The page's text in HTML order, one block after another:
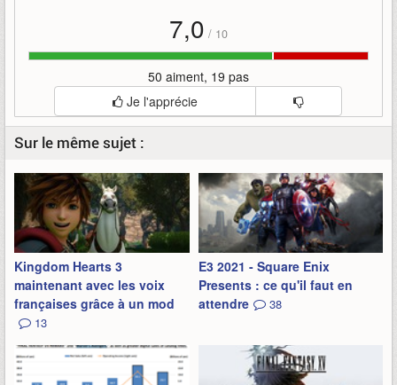
7,0 / 10
50 aiment, 19 pas
Je l'apprécie
Sur le même sujet :
Kingdom Hearts 3
maintenant avec les voix
françaises grâce à un mod
13
E3 2021 - Square Enix
Presents : ce qu'il faut en
attendre
38